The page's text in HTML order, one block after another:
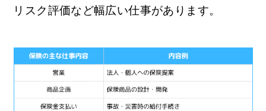
リスク評価など幅広い仕事があります。